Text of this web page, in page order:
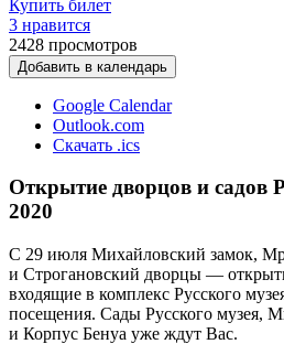
Купить билет
3 нравится
2428 просмотров
Добавить в календарь
Google Calendar
Outlook.com
Скачать .ics
Открытие дворцов и садов
2020
С 29 июля Михайловский замок,
и Строгановский дворцы —
входящие в комплекс Русского
посещения. Сады Русского музея,
и Корпус Бенуа уже ждут Вас.